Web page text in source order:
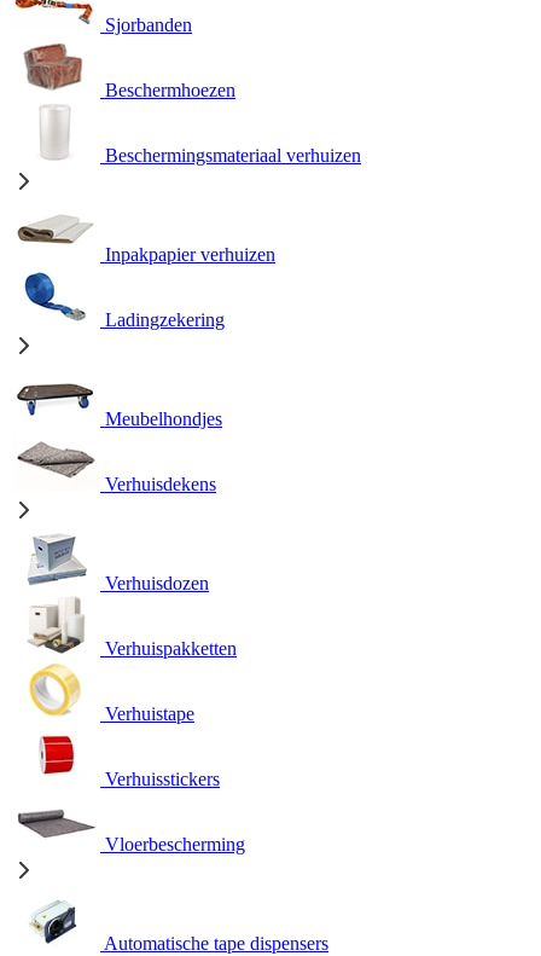
Sjorbanden
Beschermhoezen
Beschermingsmateriaal verhuizen
Inpakpapier verhuizen
Ladingzekering
Meubelhondjes
Verhuisdekens
Verhuisdozen
Verhuispakketten
Verhuistape
Verhuisstickers
Vloerbescherming
Automatische tape dispensers